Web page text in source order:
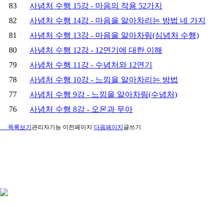
83
사념처 수행 15강 - 마음의 작용 52가지
82
사념처 수행 14강 - 마음을 알아차리는 방법 네 가지
81
사념처 수행 13강 - 마음을 알아차림(심념처 수행)
80
사념처 수행 12강 - 12연기에 대한 이해
79
사념처 수행 11강 - 수념처와 12연기
78
사념처 수행 10강 - 느낌을 알아차리는 방법
77
사념처 수행 9강 - 느낌을 알아차림(수념처)
76
사념처 수행 8강 - 오온과 무아
목록보기 관리자기능 이전페이지 다음페이지 글쓰기